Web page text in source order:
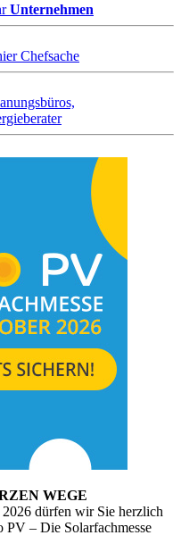
Unternehmen
Chefsache
WEGE
dürfen wir Sie herzlich
PV – Die Solarfachmesse